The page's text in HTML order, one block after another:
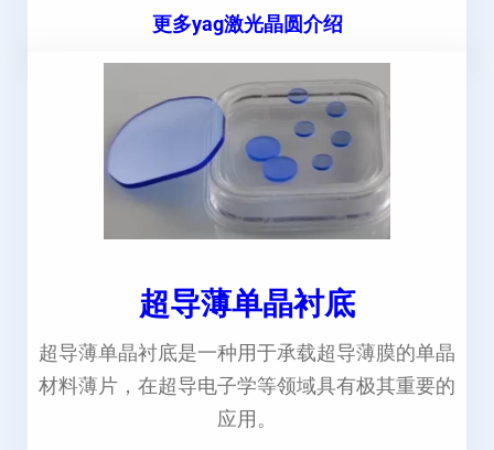
更多yag激光晶圆介绍
超导薄单晶衬底
超导薄单晶衬底是一种用于承载超导薄膜的单晶
材料薄片，在超导电子学等领域具有极其重要的
应用。